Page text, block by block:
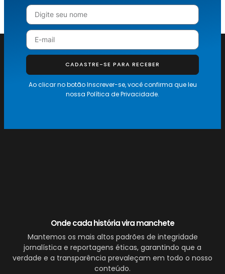
CADASTRE-SE PARA RECEBER
Ao clicar no botão Inscrever-se, você confirma que leu
nossa Política de Privacidade.
Onde cada história vira manchete
Mantemos os mais altos padrões de integridade
jornalística e reportagens éticas, garantindo que a
verdade e a transparência prevaleçam em todo o nosso
conteúdo.